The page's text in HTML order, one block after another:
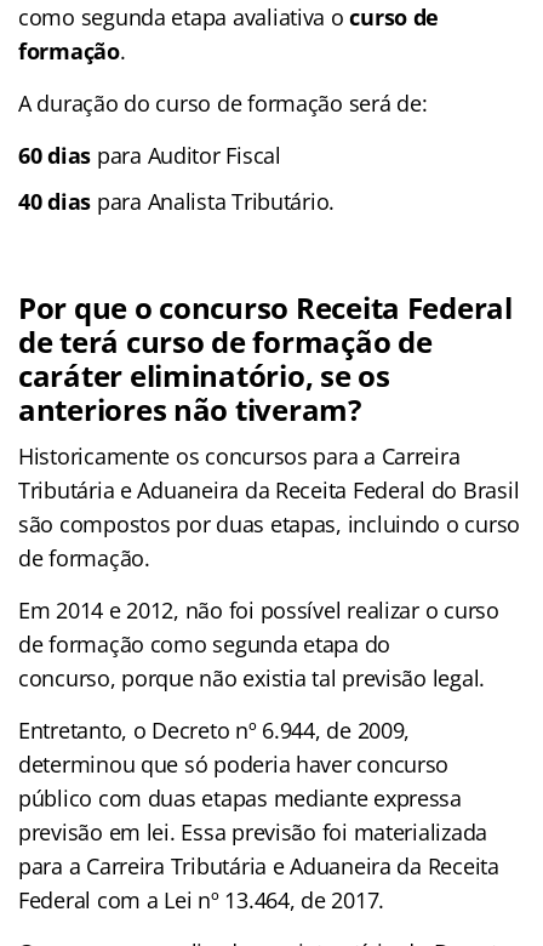
como segunda etapa avaliativa ocurso de
formação.
A duração do curso de formação será de:
60 dias para Auditor Fiscal
40 dias para Analista Tributário.
Por que o concurso Receita Federal
de terá curso de formação de
caráter eliminatório, se os
anteriores não tiveram?
Historicamente os concursos para a Carreira
Tributária e Aduaneira da Receita Federal do Brasil
são compostos por duas etapas, incluindo o curso
de formação.
Em 2014 e 2012, não foi possível realizar o curso
de formação como segunda etapa do
concurso, porque não existia tal previsão legal.
Entretanto, o Decreto nº 6.944, de 2009,
determinou que só poderia haver concurso
público com duas etapas mediante expressa
previsão em lei. Essa previsão foi materializada
para a Carreira Tributária e Aduaneira da Receita
Federal com a Lei nº 13.464, de 2017.